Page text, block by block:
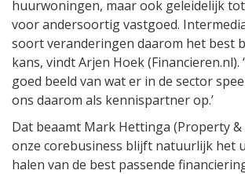
huurwoningen, maar ook geleidelijk
voor andersoortig vastgoed.
soort veranderingen daarom het best
kans, vindt Arjen Hoek (Financieren.nl).
goed beeld van wat er in de sector
ons daarom als kennispartner op.’
Dat beaamt Mark Hettinga (Property &
onze corebusiness blijft natuurlijk het
halen van de best passende